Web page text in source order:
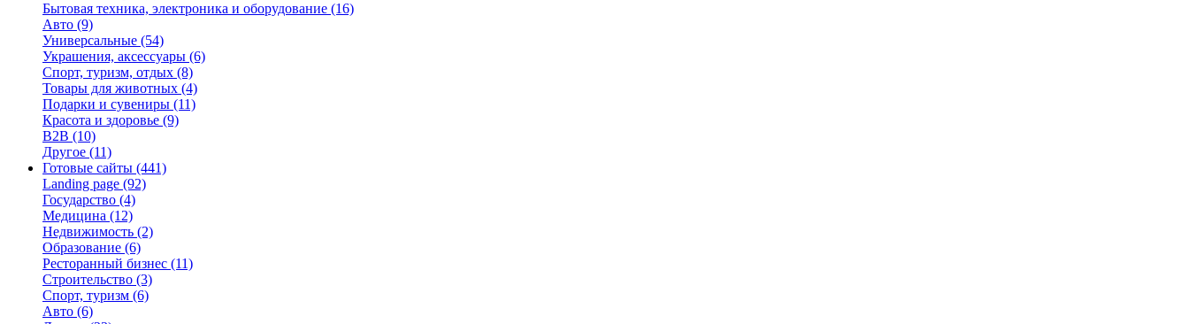
Бытовая техника, электроника и оборудование (16)
Авто (9)
Универсальные (54)
Украшения, аксессуары (6)
Спорт, туризм, отдых (8)
Товары для животных (4)
Подарки и сувениры (11)
Красота и здоровье (9)
B2B (10)
Другое (11)
Готовые сайты (441)
Landing page (92)
Государство (4)
Медицина (12)
Недвижимость (2)
Образование (6)
Ресторанный бизнес (11)
Строительство (3)
Спорт, туризм (6)
Авто (6)